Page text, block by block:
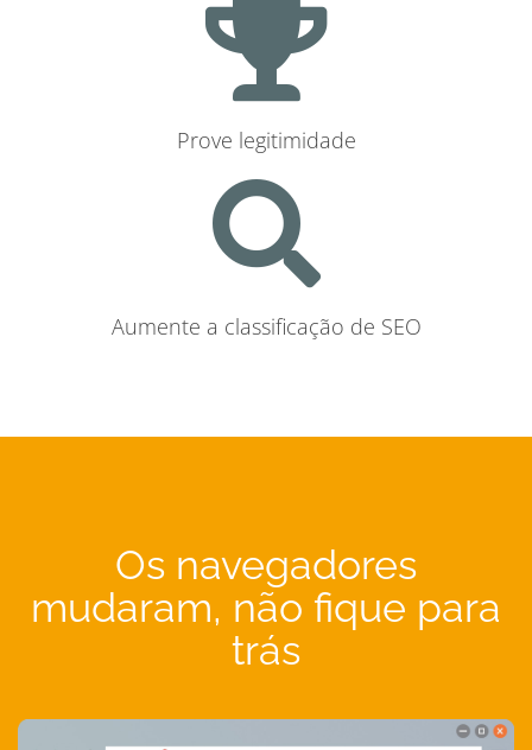
Prove legitimidade
Aumente a classificação de SEO
Os navegadores
mudaram, não fique para
trás